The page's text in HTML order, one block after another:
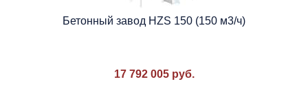
Бетонный завод HZS 150 (150 м3/ч)
17 792 005 руб.